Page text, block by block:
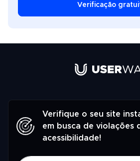
Verificação
Verifique o seu site
em busca de violações
acessibilidade!